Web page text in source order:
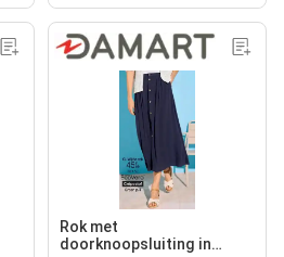
Rok met
doorknoopsluiting in